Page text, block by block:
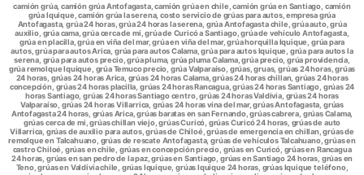
camión grúa, camión grúa Antofagasta, camión grúa en chile, camión grúa en Santiago, camión
grúa Iquique, camión grúa la serena, costo servicio de grúas para autos, empresa grúa
Antofagasta, grúa 24 horas, grúa 24 horas la serena, grúa Antofagasta chile, grúa auto, grúa
auxilio, grúa cama, grúa cerca de mi, grúa de Curicó a Santiago, grúa de vehículo Antofagasta,
grúa en placilla, grúa en viña del mar, grúa en viña del mar, grúa horquilla Iquique, grúa para
autos, grúa para autos Arica, grúa para autos Calama, grúa para autos Iquique, grúa para autos la
serena, grúa para autos precio, grúa pluma, grúa pluma Calama, grúa precio, grúa providencia,
grúa remolque Iquique, grúa Temuco precio, grúa Valparaíso, grúas, gruas, grúas 24 horas, grúas
24 horas, grúas 24 horas Arica, grúas 24 horas Calama, grúas 24 horas chillan, grúas 24 horas
concepción, grúas 24 horas placilla, grúas 24 horas Rancagua, grúas 24 horas Santiago, grúas 24
horas Santiago, grúas 24 horas Santiago centro, grúas 24 horas Valdivia, grúas 24 horas
Valparaíso, grúas 24 horas Villarrica, grúas 24 horas vina del mar, grúas Antofagasta, grúas
Antofagasta 24 horas, grúas Arica, grúas baratas en san Fernando, grúas cabrera, grúas Calama,
grúas cerca de mi, grúas chillan viejo, grúas Curicó, grúas Curicó 24 horas, grúas de auto
Villarrica, grúas de auxilio para autos, grúas de Chiloé, grúas de emergencia en chillan, grúas de
remolque en Talcahuano, grúas de rescate Antofagasta, grúas de vehículos Talcahuano, grúas en
castro Chiloé, grúas en chile, grúas en concepción precio, grúas en Curicó, grúas en Rancagua
24 horas, grúas en san pedro de la paz, grúas en Santiago, grúas en Santiago 24 horas, grúas en
Teno, grúas en Valdivia chile, grúas Iquique, grúas Iquique 24 horas, grúas Iquique teléfono,